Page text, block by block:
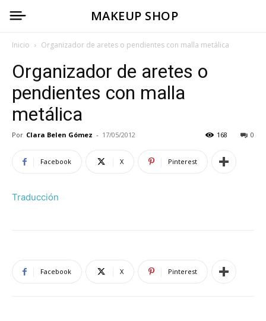
MAKEUP SHOP
Inicio Organizador de aretes o pendientes con malla metálica
Organizador de aretes o
pendientes con malla
metálica
Por Clara Belen Gómez - 17/05/2012 0
168
Facebook X Pinterest
Traducción
Facebook X Pinterest